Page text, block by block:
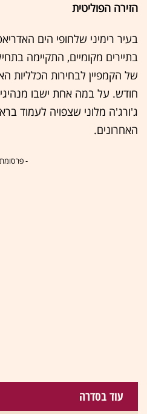
הזירה הפוליטית
בעיר רימיני שלחופי הים
בתיירים מקומיים, התקיימה
של הקמפיין לבחירות הכלליות
חודש. על במה אחת ישבו מנהיגי
ג'ורג'ה מלוני שצפויה לעמוד
האחרונים.
-
עוד בסדרה